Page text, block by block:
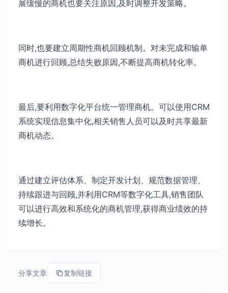
展缓慢的商机也要关注原因,及时调整开发策略。
同时,也要建立周期性商机回顾机制。对未完成和输单
商机进行回顾,总结失败原因,不断提高商机转化率。
最后,要利用数字化平台统一管理商机。可以使用CRM
系统实现信息集中化,相关销售人员可以及时共享最新
商机动态。
通过建立评估体系、制定开发计划、规范数据管理、
持续跟进与回顾,并利用CRM等数字化工具,销售团队
可以进行高效和系统化的商机管理,获得商业绩效的持
续增长。
分享文章 复制链接